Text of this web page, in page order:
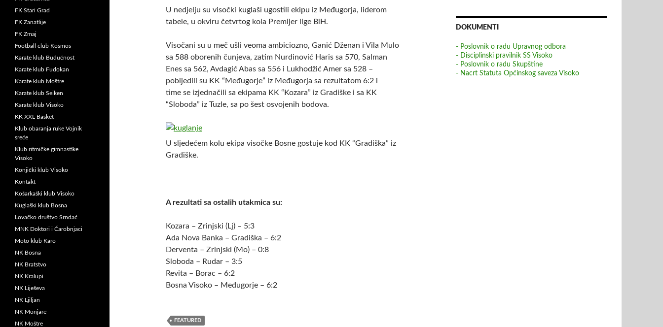
U nedjelju su visočki kuglaši ugostili ekipu iz Međugorja, liderom
tabele, u okviru četvrtog kola Premijer lige BiH.
Visočani su u meč ušli veoma ambiciozno, Ganić Dženan i Vila Mulo
sa 588 oborenih čunjeva, zatim Nurdinović Haris sa 570, Salman
Enes sa 562, Avdagić Abas sa 556 i Lukhodžić Amer sa 528 –
pobijedili su KK “Međugorje” iz Međugorja sa rezultatom 6:2 i
time se izjednačili sa ekipama KK “Kozara” iz Gradiške i sa KK
“Sloboda” iz Tuzle, sa po šest osvojenih bodova.
U sljedećem kolu ekipa visočke Bosne gostuje kod KK “Gradiška” iz
Gradiške.
A rezultati sa ostalih utakmica su:
Kozara – Zrinjski (Lj) – 5:3
Ada Nova Banka – Gradiška – 6:2
Derventa – Zrinjski (Mo) – 0:8
Sloboda – Rudar – 3:5
Revita – Borac – 6:2
Bosna Visoko – Međugorje – 6:2
FEATURED
DOKUMENTI
- Poslovnik o radu Upravnog odbora
- Disciplinski pravilnik SS Visoko
- Poslovnik o radu Skupštine
- Nacrt Statuta Općinskog saveza Visoko
FK Stari Grad
FK Zanatlije
FK Zmaj
Football club Kosmos
Karate klub Budućnost
Karate klub Fudokan
Karate klub Moštre
Karate klub Seiken
Karate klub Visoko
KK XXL Basket
Klub obaranja ruke Vojnik
sreće
Klub ritmičke gimnastike
Visoko
Konjički klub Visoko
Kontakt
Košarkaški klub Visoko
Kuglaški klub Bosna
Lovačko društvo Srndać
MNK Doktori i Čarobnjaci
Moto klub Karo
NK Bosna
NK Bratstvo
NK Kralupi
NK Liješeva
NK Ljiljan
NK Monjare
NK Moštre